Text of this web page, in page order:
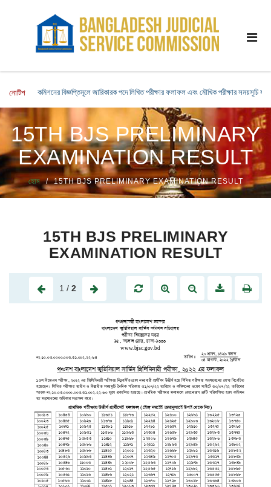
নোটিশ কমিশনের বিজ্ঞপ্তিমূলে জারিকারক পদে লিখিত পরীক্ষার ফলাফল এবং মৌখিক পরীক্ষার সময়সূচি
15TH BJS PRELIMINARY
EXAMINATION RESULT
হোম 15TH BJS PRELIMINARY EXAMINATION RESULT
15TH BJS PRELIMINARY
EXAMINATION RESULT
1 / 2